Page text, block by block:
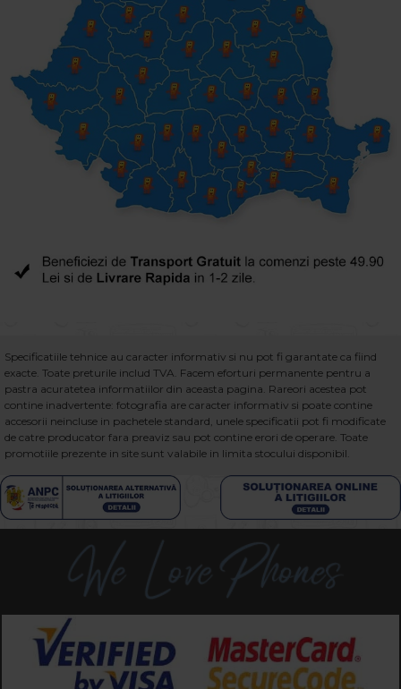
Specificatiile tehnice au caracter informativ si nu pot fi garantate ca fiind
exacte. Toate preturile includ TVA. Facem eforturi permanente pentru a
pastra acuratetea informatiilor din aceasta pagina. Rareori acestea pot
contine inadvertente: fotografia are caracter informativ si poate contine
accesorii neincluse in pachetele standard, unele specificatii pot fi modificate
de catre producator fara preaviz sau pot contine erori de operare. Toate
promotiile prezente in site sunt valabile in limita stocului disponibil.